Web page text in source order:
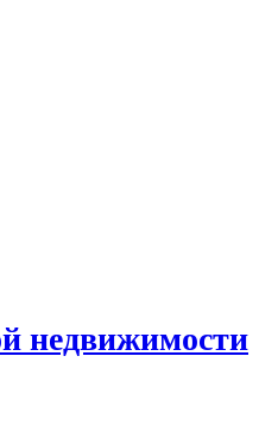
недвижимости